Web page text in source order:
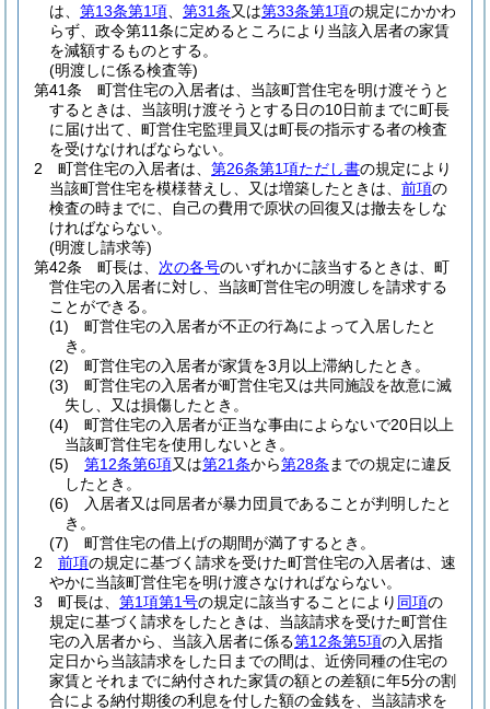
は、 第13条第1項 第31条又は第33条第1項の規定にかかわ
らず、政令第11条に定めるところにより当該入居者の家賃
を減額するものとする。
(明渡しに係る検査等)
第41条
町営住宅の入居者は、当該町営住宅を明け渡そうと
するときは、当該明け渡そうとする日の10日前までに町長
に届け出て、町営住宅監理員又は町長の指示する者の検査
を受けなければならない。
2
町営住宅の入居者は、 第26条第1項ただし書の規定により
当該町営住宅を模様替えし、又は増築したときは、 前項の
検査の時までに、自己の費用で原状の回復又は撤去をしな
ければならない。
(明渡し請求等)
第42条
町長は、 次の各号のいずれかに該当するときは、町
営住宅の入居者に対し、当該町営住宅の明渡しを請求する
ことができる。
(1)
町営住宅の入居者が不正の行為によって入居したと
き。
(2)
町営住宅の入居者が家賃を3月以上滞納したとき。
(3)
町営住宅の入居者が町営住宅又は共同施設を故意に滅
失し、又は損傷したとき。
(4)
町営住宅の入居者が正当な事由によらないで20日以上
当該町営住宅を使用しないとき。
(5)
第12条第6項又は第21条から第28条 までの規定に違反
したとき。
(6)
入居者又は同居者が暴力団員であることが判明したと
き。
(7)
町営住宅の借上げの期間が満了するとき。
2
前項の規定に基づく請求を受けた町営住宅の入居者は、速
やかに当該町営住宅を明け渡さなければならない。
3
町長は、 第1項第1号の規定に該当することにより 同項の
規定に基づく請求をしたときは、当該請求を受けた町営住
宅の入居者から、当該入居者に係る第12条第5項の入居指
定日から当該請求をした日までの間は、近傍同種の住宅の
家賃とそれまでに納付された家賃の額との差額に年5分の割
合による納付期後の利息を付した額の金銭を、当該請求を